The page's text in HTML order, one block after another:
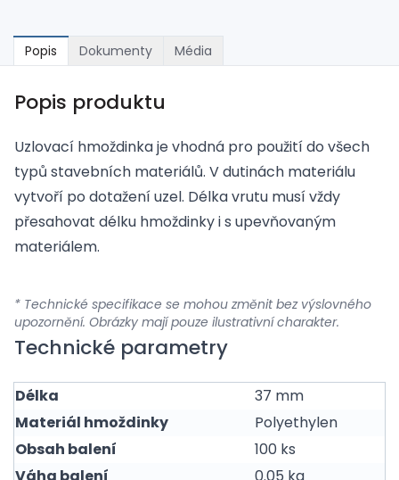
Popis Dokumenty Média
Popis produktu
Uzlovací hmoždinka je vhodná pro použití do všech
typů stavebních materiálů. V dutinách materiálu
vytvoří po dotažení uzel. Délka vrutu musí vždy
přesahovat délku hmoždinky i s upevňovaným
materiálem.
* Technické specifikace se mohou změnit bez výslovného
upozornění. Obrázky mají pouze ilustrativní charakter.
Technické parametry
Délka
37 mm
Materiál hmoždinky
Polyethylen
Obsah balení
100 ks